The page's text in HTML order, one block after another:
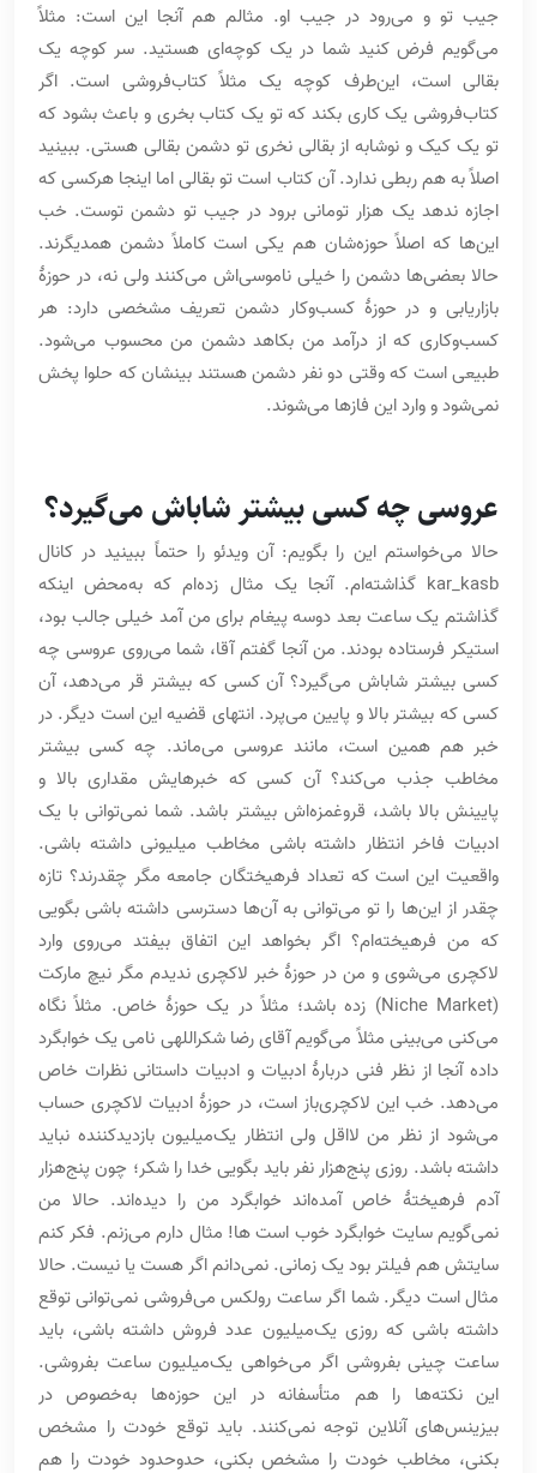
جیب تو و می‌رود در جیب او. مثالم هم آنجا این است: مثلاً
می‌گویم فرض کنید شما در یک کوچه‌ای هستید. سر کوچه یک
بقالی است، این‌طرف کوچه یک مثلاً کتاب‌فروشی است. اگر
کتاب‌فروشی یک کاری بکند که تو یک کتاب بخری و باعث بشود که
تو یک کیک و نوشابه از بقالی نخری تو دشمن بقالی هستی. ببینید
اصلاً به هم ربطی ندارد. آن کتاب است تو بقالی اما اینجا هرکسی که
اجازه ندهد یک هزار تومانی برود در جیب تو دشمن توست. خب
این‌ها که اصلاً حوزه‌شان هم یکی است کاملاً دشمن همدیگرند.
حالا بعضی‌ها دشمن را خیلی ناموسی‌اش می‌کنند ولی نه، در حوزۀ
بازاریابی و در حوزۀ کسب‌وکار دشمن تعریف مشخصی دارد: هر
کسب‌وکاری که از درآمد من بکاهد دشمن من محسوب می‌شود.
طبیعی است که وقتی دو نفر دشمن هستند بینشان که حلوا پخش
نمی‌شود و وارد این فازها می‌شوند.
عروسی چه کسی بیشتر شاباش می‌گیرد؟
حالا می‌خواستم این را بگویم: آن ویدئو را حتماً ببینید در کانال
kar_kasb گذاشته‌ام. آنجا یک مثال زده‌ام که به‌محض اینکه
گذاشتم یک ساعت بعد دوسه پیغام برای من آمد خیلی جالب بود،
استیکر فرستاده بودند. من آنجا گفتم آقا، شما می‌روی عروسی چه
کسی بیشتر شاباش می‌گیرد؟ آن کسی که بیشتر قر می‌دهد، آن
کسی که بیشتر بالا و پایین می‌پرد. انتهای قضیه این است دیگر. در
خبر هم همین است، مانند عروسی می‌ماند. چه کسی بیشتر
مخاطب جذب می‌کند؟ آن کسی که خبرهایش مقداری بالا و
پایینش بالا باشد، قروغمزه‌اش بیشتر باشد. شما نمی‌توانی با یک
ادبیات فاخر انتظار داشته باشی مخاطب میلیونی داشته باشی.
واقعیت این است که تعداد فرهیختگان جامعه مگر چقدرند؟ تازه
چقدر از این‌ها را تو می‌توانی به آن‌ها دسترسی داشته باشی بگویی
که من فرهیخته‌ام؟ اگر بخواهد این اتفاق بیفتد می‌روی وارد
لاکچری می‌شوی و من در حوزۀ خبر لاکچری ندیدم مگر نیچ مارکت
(Niche Market) زده باشد؛ مثلاً در یک حوزۀ خاص. مثلاً نگاه
می‌کنی می‌بینی مثلاً می‌گویم آقای رضا شکراللهی نامی یک خوابگرد
داده آنجا از نظر فنی دربارۀ ادبیات و ادبیات داستانی نظرات خاص
می‌دهد. خب این لاکچری‌باز است، در حوزۀ ادبیات لاکچری حساب
می‌شود از نظر من لااقل ولی انتظار یک‌میلیون بازدیدکننده نباید
داشته باشد. روزی پنج‌هزار نفر باید بگویی خدا را شکر؛ چون پنج‌هزار
آدم فرهیختۀ خاص آمده‌اند خوابگرد من را دیده‌اند. حالا من
نمی‌گویم سایت خوابگرد خوب است ها! مثال دارم می‌زنم. فکر کنم
سایتش هم فیلتر بود یک زمانی. نمی‌دانم اگر هست یا نیست. حالا
مثال است دیگر. شما اگر ساعت رولکس می‌فروشی نمی‌توانی توقع
داشته باشی که روزی یک‌میلیون عدد فروش داشته باشی، باید
ساعت چینی بفروشی اگر می‌خواهی یک‌میلیون ساعت بفروشی.
این نکته‌ها را هم متأسفانه در این حوزه‌ها به‌خصوص در
بیزینس‌های آنلاین توجه نمی‌کنند. باید توقع خودت را مشخص
بکنی، مخاطب خودت را مشخص بکنی، حدوحدود خودت را هم